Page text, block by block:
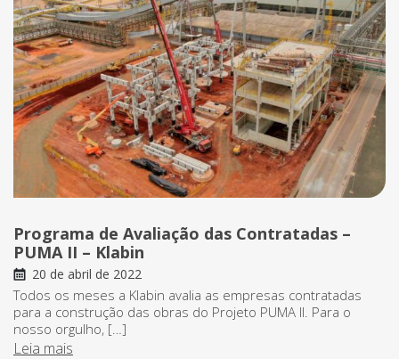
Programa de Avaliação das Contratadas –
PUMA II – Klabin
20 de abril de 2022
Todos os meses a Klabin avalia as empresas contratadas
para a construção das obras do Projeto PUMA II. Para o
nosso orgulho, […]
Leia mais